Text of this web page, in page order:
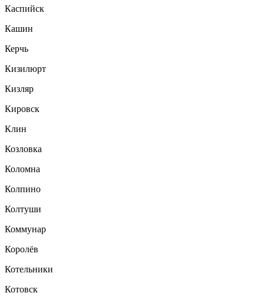
Каспийск
Кашин
Керчь
Кизилюрт
Кизляр
Кировск
Клин
Козловка
Коломна
Колпино
Колтуши
Коммунар
Королёв
Котельники
Котовск